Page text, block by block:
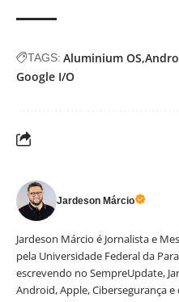
TAGS: Aluminium OS
Google I/O
Jardeson Márcio
Jardeson Márcio é Jornalista e
pela Universidade Federal da
escrevendo no SempreUpdate,
Android, Apple, Cibersegurança